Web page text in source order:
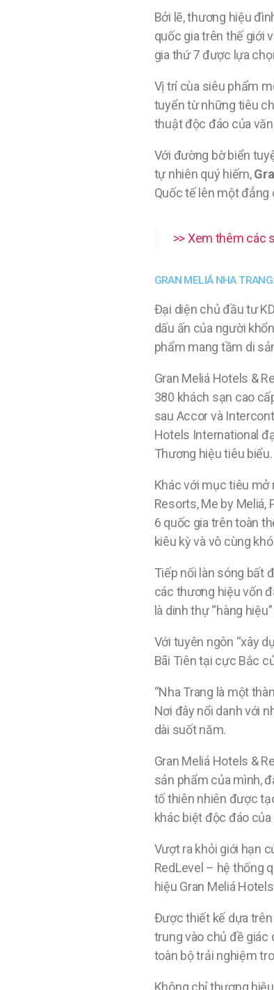
Bởi lẽ, thương hiệu
quốc gia trên thế giới
gia thứ 7 được lựa
Vị trí cùa siêu phẩm
tuyển từ những tiêu
thuật độc đáo của
Với đường bờ biển
tự nhiên quý hiếm,
Quốc tế lên một đẳng
>> Xem thêm các
GRAN MELIÁ NHA
Đại diện chủ đầu tư
dấu ấn của người
phẩm mang tầm di
Gran Meliá Hotels &
380 khách sạn cao
sau Accor và
Hotels International
Thương hiệu tiêu biểu.
Khác với mục tiêu mở
Resorts, Me by
6 quốc gia trên toàn
kiêu kỳ và vô cùng
Tiếp nối làn sóng bất
các thương hiệu vốn
là dinh thự “hàng
Với tuyên ngôn “xây
Bãi Tiên tại cực Bắc
“Nha Trang là một
Nơi đây nổi danh với
dài suốt năm.
Gran Meliá Hotels &
sản phẩm của mình,
tố thiên nhiên được
khác biệt độc đáo
Vượt ra khỏi giới hạn
RedLevel – hệ thống
hiệu Gran Meliá
Được thiết kế dựa trên
trung vào chủ đề giác
toàn bộ trải nghiệm
Không chỉ thương